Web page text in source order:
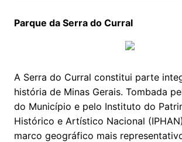
Parque da Serra do Curral
A Serra do Curral constitui parte
história de Minas Gerais. Tombada
do Município e pelo Instituto do
Histórico e Artístico Nacional
marco geográfico mais